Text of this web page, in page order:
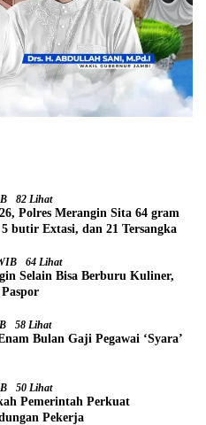
82 Lihat
Polres Merangin Sita 64 gram
butir Extasi, dan 21 Tersangka
64 Lihat
Selain Bisa Berburu Kuliner,
58 Lihat
Bulan Gaji Pegawai ‘Syara’
50 Lihat
Pemerintah Perkuat
Pekerja